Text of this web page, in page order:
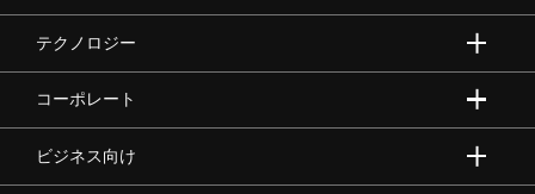
テクノロジー
コーポレート
ビジネス向け